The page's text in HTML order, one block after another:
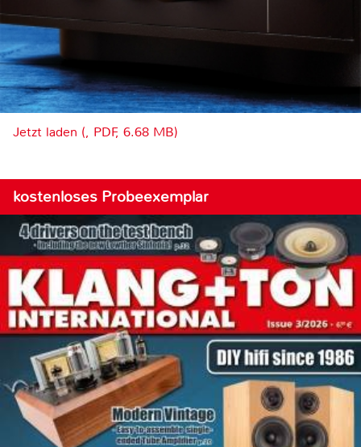
Jetzt laden (, PDF, 6.68 MB)
kostenloses Probeexemplar